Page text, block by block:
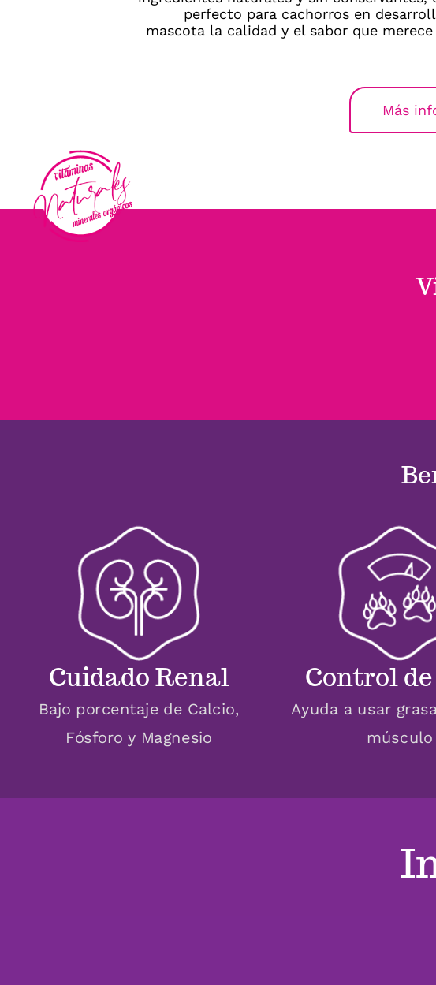
perfecto para cachorros en
mascota la calidad y el sabor que
Más
Cuidado Renal
Bajo porcentaje de Calcio,
Fósforo y Magnesio
Control de
Ayuda a usar
músculo